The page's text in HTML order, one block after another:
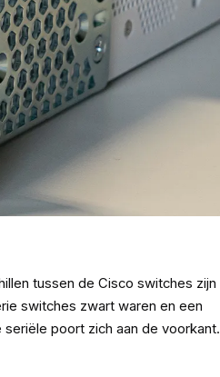
tussen de Cisco switches zijn
switches zwart waren en een
poort zich aan de voorkant.